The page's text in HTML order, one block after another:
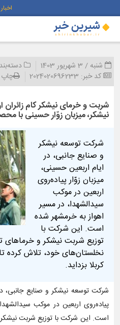
اخبار
شنبه / 3 شهریور 1403
کد خبر: 2024020696233 چاپ
شربت و خرمای نیشکر کام زائران
نیشکر، میزبان زوّار حسینی با
شرکت توسعه نیشکر
و صنایع جانبی، در
ایام اربعین حسینی،
میزبان زوّار پیاده‌روی
اربعین در موکب
سیدالشهدا، در مسیر
اهواز به خرمشهر شده
است. این شرکت با
توزیع شربت نیشکر و خرماهای
نخلستان‌های خود، تلاش کرده
کربلا بزداید.
شرکت توسعه نیشکر و صنایع جانبی،
پیاده‌روی اربعین در موکب
است. این شرکت با توزیع شربت نیشکر